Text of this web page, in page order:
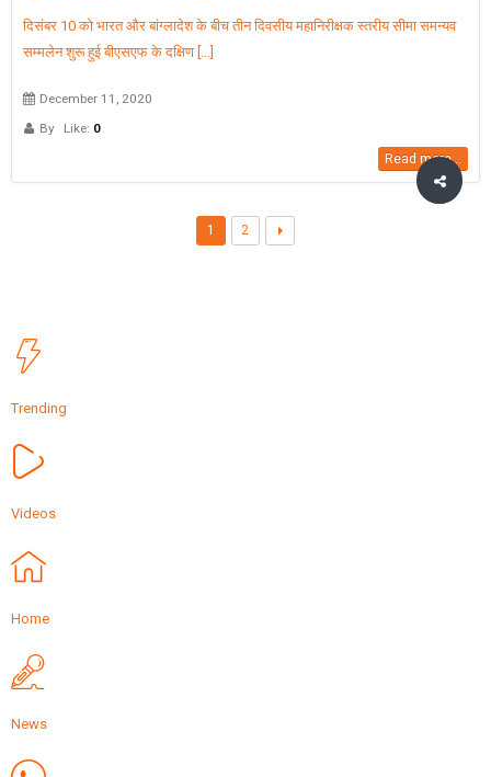
दिसंबर 10 को भारत और बांग्लादेश के बीच तीन दिवसीय महानिरीक्षक स्तरीय सीमा समन्यव
सम्मलेन शुरू हुई बीएसएफ के दक्षिण [...]
December 11, 2020
By
Like: 0
Read more...
1 2
Trending
Videos
Home
News